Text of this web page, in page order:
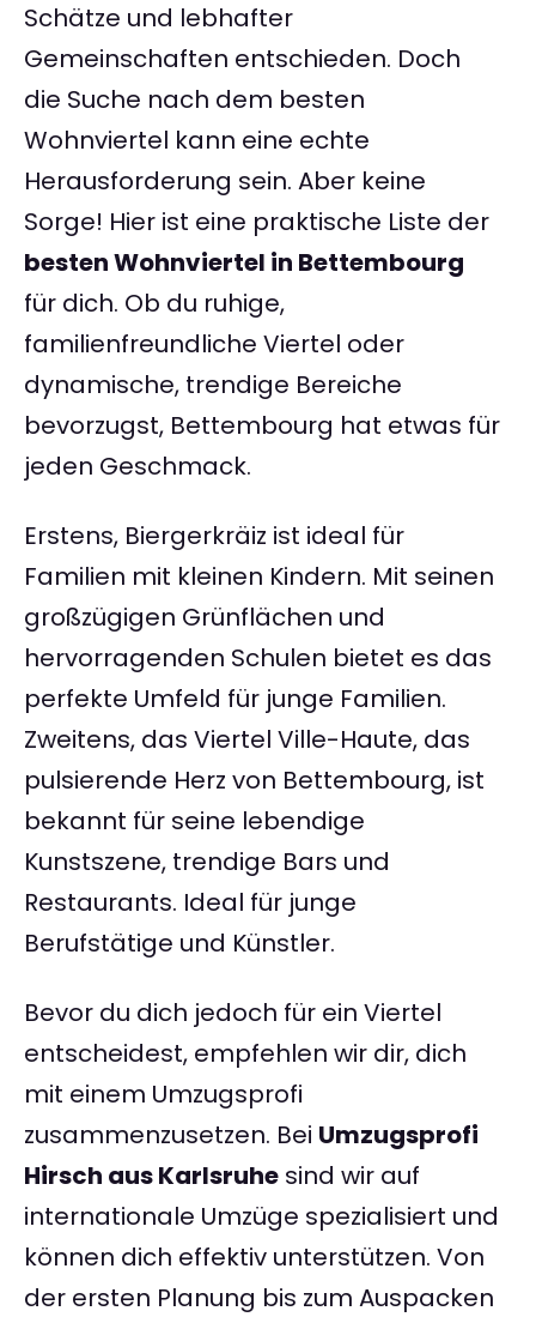
Schätze und lebhafter
Gemeinschaften entschieden. Doch
die Suche nach dem besten
Wohnviertel kann eine echte
Herausforderung sein. Aber keine
Sorge! Hier ist eine praktische Liste der
besten Wohnviertel in Bettembourg
für dich. Ob du ruhige,
familienfreundliche Viertel oder
dynamische, trendige Bereiche
bevorzugst, Bettembourg hat etwas für
jeden Geschmack.
Erstens, Biergerkräiz ist ideal für
Familien mit kleinen Kindern. Mit seinen
großzügigen Grünflächen und
hervorragenden Schulen bietet es das
perfekte Umfeld für junge Familien.
Zweitens, das Viertel Ville-Haute, das
pulsierende Herz von Bettembourg, ist
bekannt für seine lebendige
Kunstszene, trendige Bars und
Restaurants. Ideal für junge
Berufstätige und Künstler.
Bevor du dich jedoch für ein Viertel
entscheidest, empfehlen wir dir, dich
mit einem Umzugsprofi
zusammenzusetzen. Bei Umzugsprofi
Hirsch aus Karlsruhe sind wir auf
internationale Umzüge spezialisiert und
können dich effektiv unterstützen. Von
der ersten Planung bis zum Auspacken